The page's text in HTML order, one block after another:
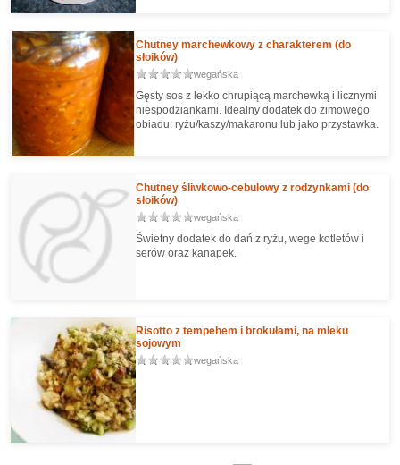
Chutney marchewkowy z charakterem (do
słoików)
wegańska
Gęsty sos z lekko chrupiącą marchewką i licznymi
niespodziankami. Idealny dodatek do zimowego
obiadu: ryżu/kaszy/makaronu lub jako przystawka.
Chutney śliwkowo-cebulowy z rodzynkami (do
słoików)
wegańska
Świetny dodatek do dań z ryżu, wege kotletów i
serów oraz kanapek.
Risotto z tempehem i brokułami, na mleku
sojowym
wegańska